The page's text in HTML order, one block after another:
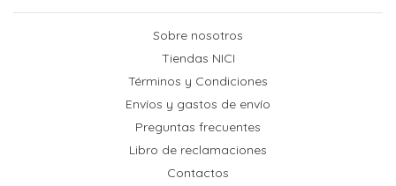
Sobre nosotros
Tiendas NICI
Términos y Condiciones
Envíos y gastos de envío
Preguntas frecuentes
Libro de reclamaciones
Contactos